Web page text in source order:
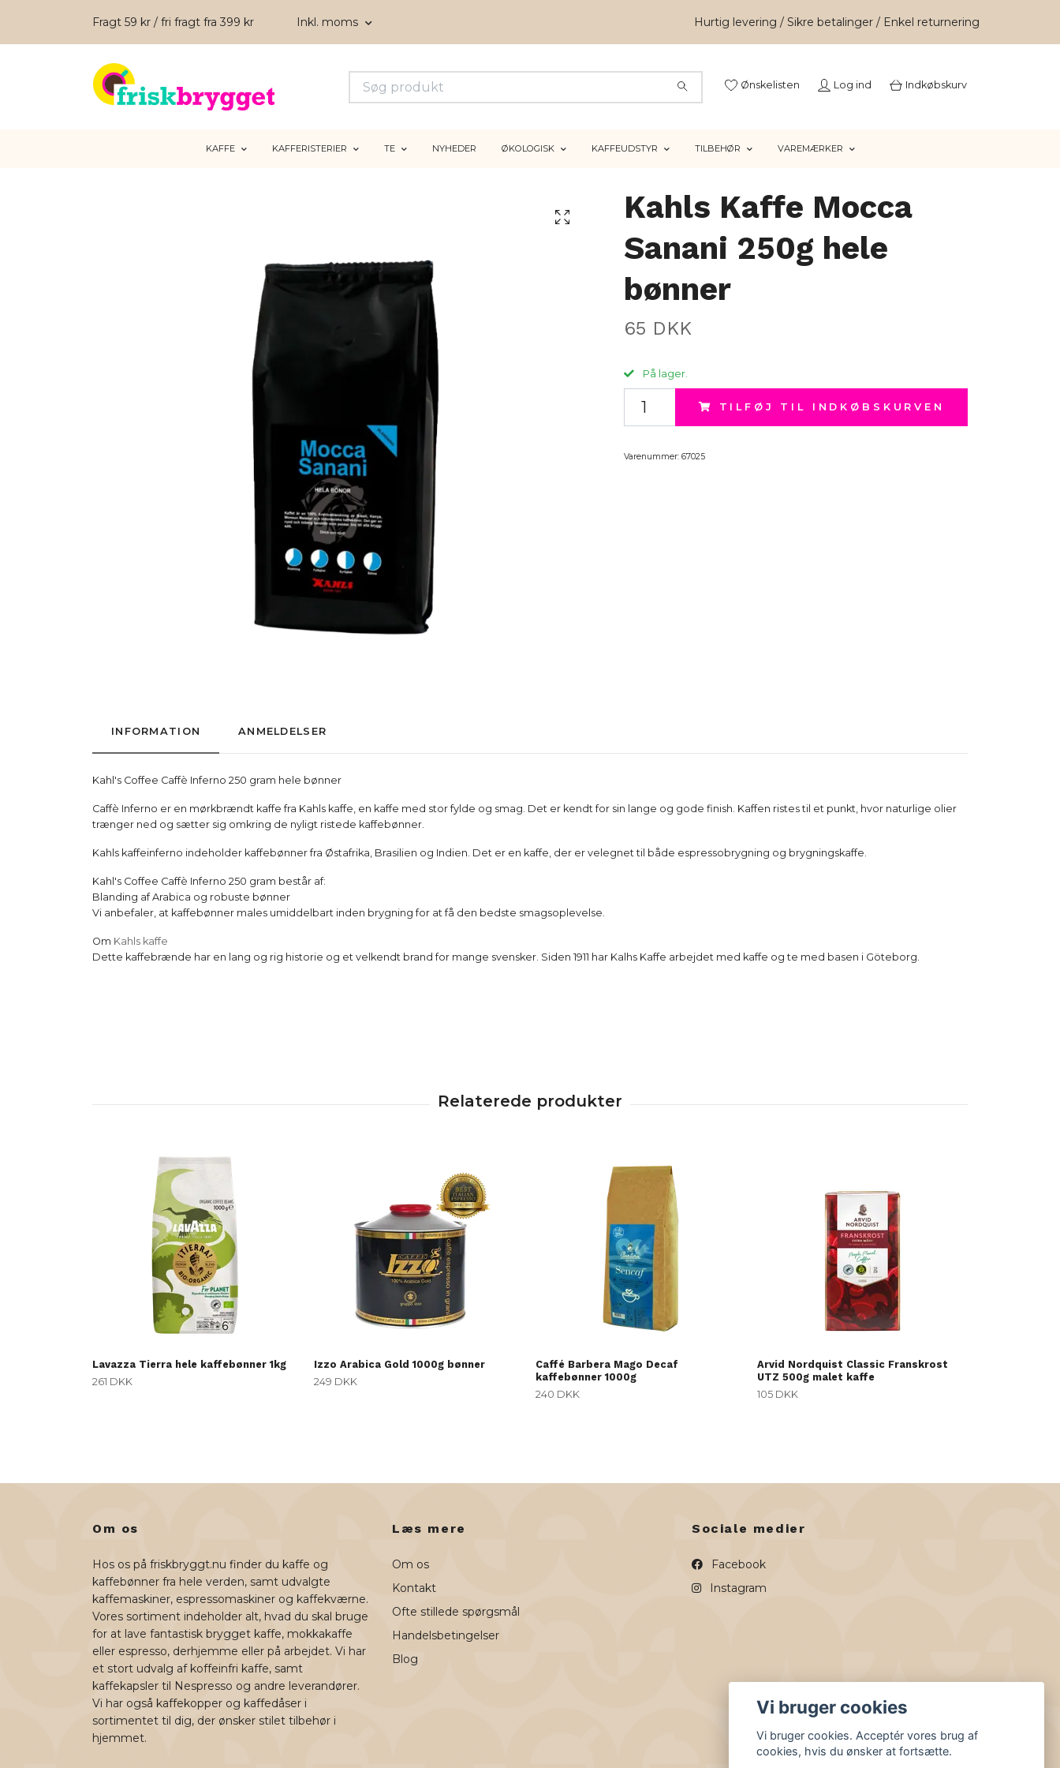
Fragt 59 kr / fri fragt fra 399 kr Inkl. moms Hurtig levering / Sikre betalinger / Enkel returnering
Ønskelisten Log ind Indkøbskurv
KAFFE KAFFERISTERIER TE NYHEDER ØKOLOGISK KAFFEUDSTYR TILBEHØR VAREMÆRKER
Kahls Kaffe Mocca
Sanani 250g hele
bønner
65 DKK
På lager.
TILFØJ TIL INDKØBSKURVEN
Varenummer: 67025
INFORMATION ANMELDELSER
Kahl's Coffee Caffè Inferno 250 gram hele bønner
Caffè Inferno er en mørkbrændt kaffe fra Kahls kaffe, en kaffe med stor fylde og smag. Det er kendt for sin lange og gode finish. Kaffen ristes til et punkt, hvor naturlige olier
trænger ned og sætter sig omkring de nyligt ristede kaffebønner.
Kahls kaffeinferno indeholder kaffebønner fra Østafrika, Brasilien og Indien. Det er en kaffe, der er velegnet til både espressobrygning og brygningskaffe.
Kahl's Coffee Caffè Inferno 250 gram består af:
Blanding af Arabica og robuste bønner
Vi anbefaler, at kaffebønner males umiddelbart inden brygning for at få den bedste smagsoplevelse.
Om Kahls kaffe
Dette kaffebrænde har en lang og rig historie og et velkendt brand for mange svensker. Siden 1911 har Kalhs Kaffe arbejdet med kaffe og te med basen i Göteborg.
Lavazza Tierra hele kaffebønner 1kg
261 DKK
Izzo Arabica Gold 1000g bønner
249 DKK
Caffé Barbera Mago Decaf
kaffebønner 1000g
240 DKK
Arvid Nordquist Classic Franskrost
UTZ 500g malet kaffe
105 DKK
Om os
Hos os på friskbryggt.nu finder du kaffe og
kaffebønner fra hele verden, samt udvalgte
kaffemaskiner, espressomaskiner og kaffekværne.
Vores sortiment indeholder alt, hvad du skal bruge
for at lave fantastisk brygget kaffe, mokkakaffe
eller espresso, derhjemme eller på arbejdet. Vi har
et stort udvalg af koffeinfri kaffe, samt
kaffekapsler til Nespresso og andre leverandører.
Vi har også kaffekopper og kaffedåser i
sortimentet til dig, der ønsker stilet tilbehør i
hjemmet.
Læs mere
Om os
Kontakt
Ofte stillede spørgsmål
Handelsbetingelser
Blog
Sociale medier
Facebook
Instagram
Vi bruger cookies
Vi bruger cookies. Acceptér vores brug af
cookies, hvis du ønsker at fortsætte.